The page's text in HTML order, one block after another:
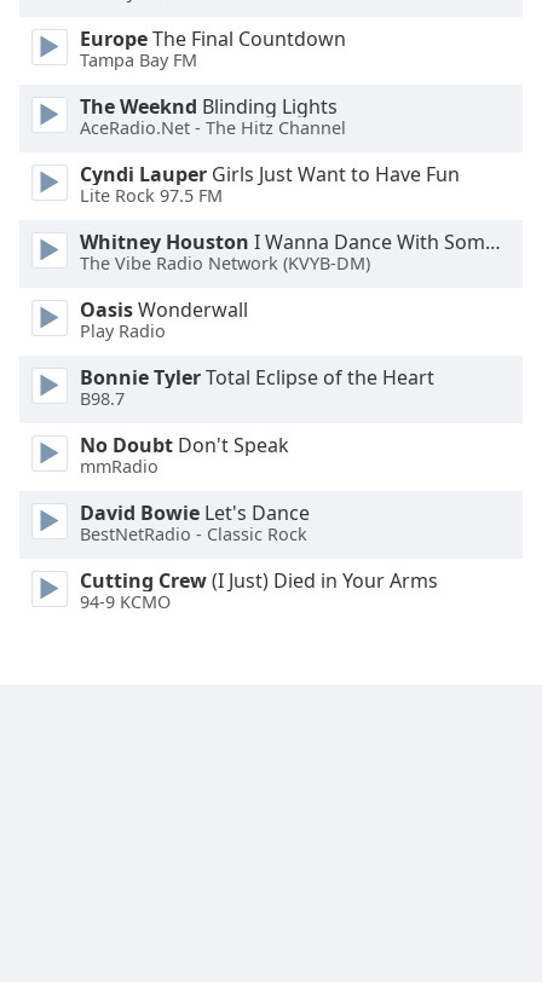
Caption
Area
Color
Opacity
Font
Size
Text
Edge
Style
Font
Reset
Done
EuropeThe Final Countdown
Tampa Bay FM
The Weeknd Blinding Lights
AceRadio.Net - The Hitz Channel
Cyndi Lauper Girls Just Want to Have Fun
Lite Rock 97.5 FM
Whitney Houston I Wanna Dance With Somebody
The Vibe Radio Network (KVYB-DM)
OasisWonderwall
Play Radio
Bonnie TylerTotal Eclipse of the Heart
B98.7
No Doubt Don't Speak
mmRadio
David Bowie Let's Dance
BestNetRadio - Classic Rock
Cutting Crew(I Just) Died in Your Arms
94-9 KCMO